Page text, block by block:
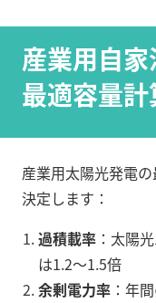
産業用自
最適容量計
産業用太陽光発電
決定します：
過積載率 ：太陽
は1.2～1.5倍
余剰電力率 ：年